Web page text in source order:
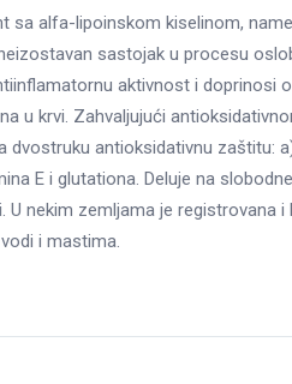
sa alfa-lipoinskom kiselinom,
sastojak u procesu
aktivnost i doprinosi
u krvi. Zahvaljujući
dvostruku antioksidativnu zaštitu:
E i glutationa. Deluje na
nekim zemljama je registrovana i
i mastima.